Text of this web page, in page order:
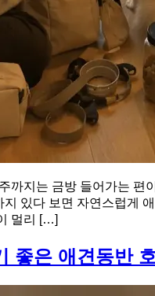
까지는 금방 들어가는 편
있다 보면 자연스럽게
멀리 […]
좋은 애견동반